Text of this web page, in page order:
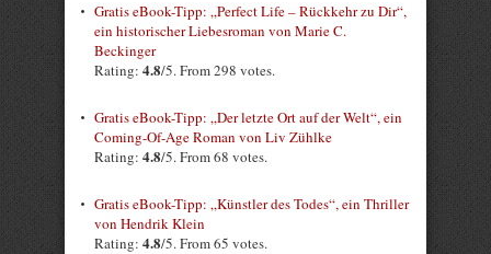
Gratis eBook-Tipp: „Perfect Life – Rückkehr zu Dir“,
ein historischer Liebesroman von Marie C.
Beckinger
Rating: 4.8/5. From 298 votes.
Gratis eBook-Tipp: „Der letzte Ort auf der Welt“, ein
Coming-Of-Age Roman von Liv Zühlke
Rating: 4.8/5. From 68 votes.
Gratis eBook-Tipp: „Künstler des Todes“, ein Thriller
von Hendrik Klein
Rating: 4.8/5. From 65 votes.